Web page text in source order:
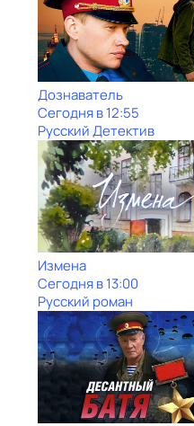
Дознаватель
Сегодня в 12:55
Русский Детектив
Измена
Сегодня в 13:00
Русский роман